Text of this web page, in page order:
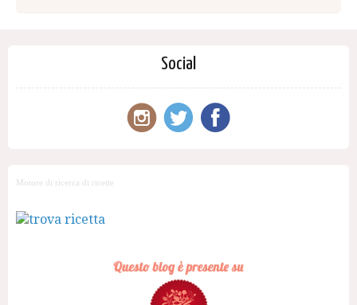
Social
Motore di ricerca di ricette